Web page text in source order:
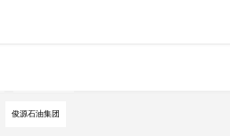
俊源石油集团